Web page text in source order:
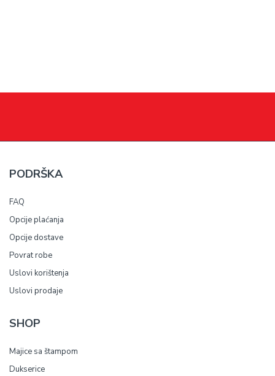
PODRŠKA
FAQ
Opcije plaćanja
Opcije dostave
Povrat robe
Uslovi korištenja
Uslovi prodaje
SHOP
Majice sa štampom
Dukserice